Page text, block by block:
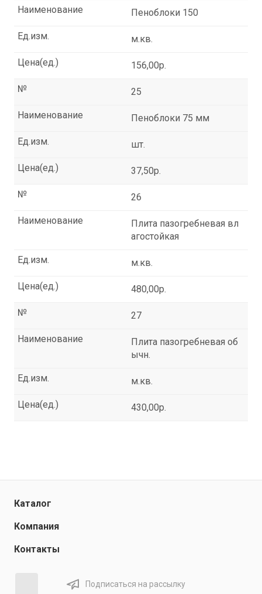
Пеноблоки 150
Наименование
м.кв.
Ед.изм.
156,00р.
Цена(ед.)
25
№
Пеноблоки 75 мм
Наименование
шт.
Ед.изм.
37,50р.
Цена(ед.)
26
№
Плита пазогребневая вл
агостойкая
Наименование
м.кв.
Ед.изм.
480,00р.
Цена(ед.)
27
№
Плита пазогребневая об
ычн.
Наименование
м.кв.
Ед.изм.
430,00р.
Цена(ед.)
Каталог
Компания
Контакты
Подписаться на рассылку